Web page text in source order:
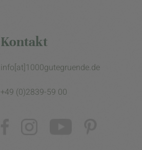
Kontakt
info[at]1000gutegruende.de
+49 (0)2839-59 00